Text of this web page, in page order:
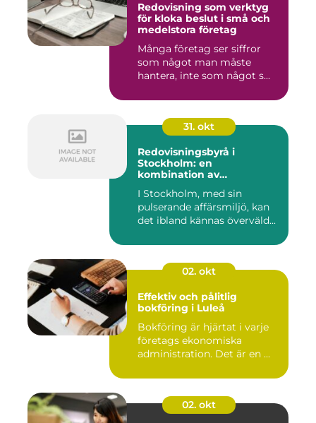
Redovisning som verktyg
för kloka beslut i små och
medelstora företag
Många företag ser siffror
som något man måste
hantera, inte som något s...
31. okt
Redovisningsbyrå i
Stockholm: en
kombination av
personlig service
I Stockholm, med sin
pulserande affärsmiljö, kan
det ibland kännas överväld...
02. okt
Effektiv och pålitlig
bokföring i Luleå
Bokföring är hjärtat i varje
företags ekonomiska
administration. Det är en ...
02. okt